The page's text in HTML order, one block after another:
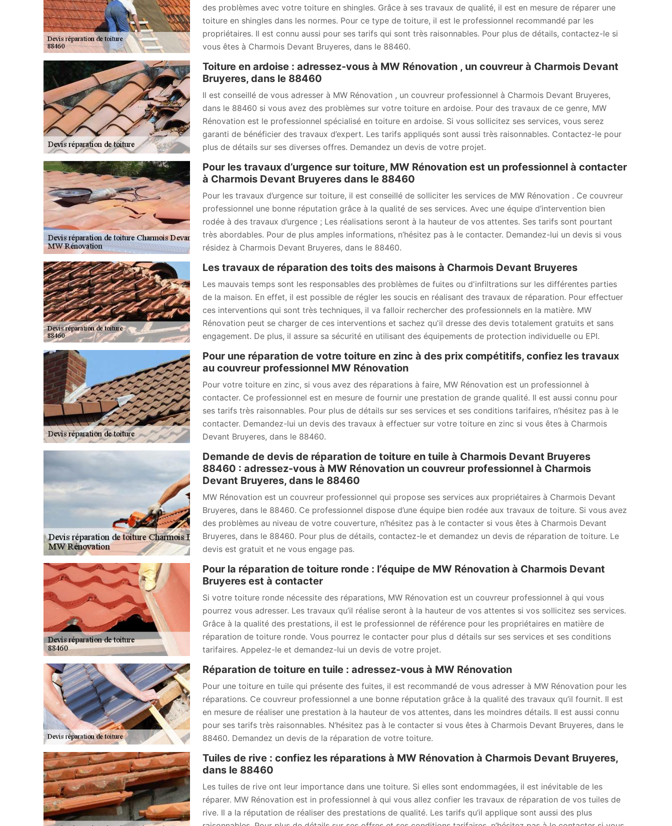
des problèmes avec votre toiture en shingles. Grâce à ses travaux de qualité, il est en mesure de réparer une
toiture en shingles dans les normes. Pour ce type de toiture, il est le professionnel recommandé par les
propriétaires. Il est connu aussi pour ses tarifs qui sont très raisonnables. Pour plus de détails, contactez-le si
vous êtes à Charmois Devant Bruyeres, dans le 88460.
Toiture en ardoise : adressez-vous à MW Rénovation , un couvreur à Charmois Devant
Bruyeres, dans le 88460
Il est conseillé de vous adresser à MW Rénovation , un couvreur professionnel à Charmois Devant Bruyeres,
dans le 88460 si vous avez des problèmes sur votre toiture en ardoise. Pour des travaux de ce genre, MW
Rénovation est le professionnel spécialisé en toiture en ardoise. Si vous sollicitez ses services, vous serez
garanti de bénéficier des travaux d’expert. Les tarifs appliqués sont aussi très raisonnables. Contactez-le pour
plus de détails sur ses diverses offres. Demandez un devis de votre projet.
Pour les travaux d’urgence sur toiture, MW Rénovation est un professionnel à contacter
à Charmois Devant Bruyeres dans le 88460
Pour les travaux d’urgence sur toiture, il est conseillé de solliciter les services de MW Rénovation . Ce couvreur
professionnel une bonne réputation grâce à la qualité de ses services. Avec une équipe d’intervention bien
rodée à des travaux d’urgence ; Les réalisations seront à la hauteur de vos attentes. Ses tarifs sont pourtant
très abordables. Pour de plus amples informations, n’hésitez pas à le contacter. Demandez-lui un devis si vous
résidez à Charmois Devant Bruyeres, dans le 88460.
Les travaux de réparation des toits des maisons à Charmois Devant Bruyeres
Les mauvais temps sont les responsables des problèmes de fuites ou d'infiltrations sur les différentes parties
de la maison. En effet, il est possible de régler les soucis en réalisant des travaux de réparation. Pour effectuer
ces interventions qui sont très techniques, il va falloir rechercher des professionnels en la matière. MW
Rénovation peut se charger de ces interventions et sachez qu'il dresse des devis totalement gratuits et sans
engagement. De plus, il assure sa sécurité en utilisant des équipements de protection individuelle ou EPI.
Pour une réparation de votre toiture en zinc à des prix compétitifs, confiez les travaux
au couvreur professionnel MW Rénovation
Pour votre toiture en zinc, si vous avez des réparations à faire, MW Rénovation est un professionnel à
contacter. Ce professionnel est en mesure de fournir une prestation de grande qualité. Il est aussi connu pour
ses tarifs très raisonnables. Pour plus de détails sur ses services et ses conditions tarifaires, n’hésitez pas à le
contacter. Demandez-lui un devis des travaux à effectuer sur votre toiture en zinc si vous êtes à Charmois
Devant Bruyeres, dans le 88460.
Demande de devis de réparation de toiture en tuile à Charmois Devant Bruyeres
88460 : adressez-vous à MW Rénovation un couvreur professionnel à Charmois
Devant Bruyeres, dans le 88460
MW Rénovation est un couvreur professionnel qui propose ses services aux propriétaires à Charmois Devant
Bruyeres, dans le 88460. Ce professionnel dispose d’une équipe bien rodée aux travaux de toiture. Si vous avez
des problèmes au niveau de votre couverture, n’hésitez pas à le contacter si vous êtes à Charmois Devant
Bruyeres, dans le 88460. Pour plus de détails, contactez-le et demandez un devis de réparation de toiture. Le
devis est gratuit et ne vous engage pas.
Pour la réparation de toiture ronde : l’équipe de MW Rénovation à Charmois Devant
Bruyeres est à contacter
Si votre toiture ronde nécessite des réparations, MW Rénovation est un couvreur professionnel à qui vous
pourrez vous adresser. Les travaux qu’il réalise seront à la hauteur de vos attentes si vos sollicitez ses services.
Grâce à la qualité des prestations, il est le professionnel de référence pour les propriétaires en matière de
réparation de toiture ronde. Vous pourrez le contacter pour plus d détails sur ses services et ses conditions
tarifaires. Appelez-le et demandez-lui un devis de votre projet.
Réparation de toiture en tuile : adressez-vous à MW Rénovation
Pour une toiture en tuile qui présente des fuites, il est recommandé de vous adresser à MW Rénovation pour les
réparations. Ce couvreur professionnel a une bonne réputation grâce à la qualité des travaux qu’il fournit. Il est
en mesure de réaliser une prestation à la hauteur de vos attentes, dans les moindres détails. Il est aussi connu
pour ses tarifs très raisonnables. N’hésitez pas à le contacter si vous êtes à Charmois Devant Bruyeres, dans le
88460. Demandez un devis de la réparation de votre toiture.
Tuiles de rive : confiez les réparations à MW Rénovation à Charmois Devant Bruyeres,
dans le 88460
Les tuiles de rive ont leur importance dans une toiture. Si elles sont endommagées, il est inévitable de les
réparer. MW Rénovation est in professionnel à qui vous allez confier les travaux de réparation de vos tuiles de
rive. Il a la réputation de réaliser des prestations de qualité. Les tarifs qu’il applique sont aussi des plus